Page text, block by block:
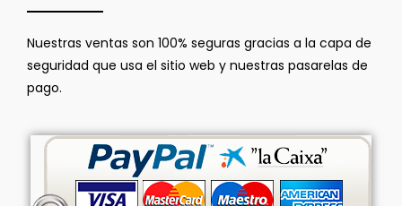
Nuestras ventas son 100% seguras gracias a la capa de
seguridad que usa el sitio web y nuestras pasarelas de
pago.